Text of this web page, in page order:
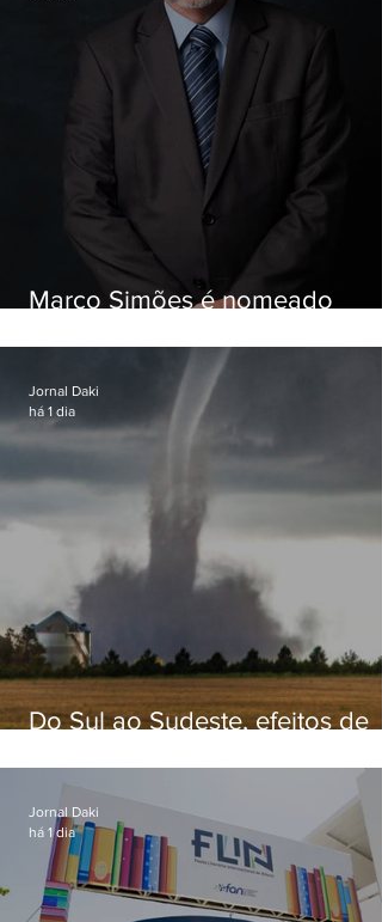
Marco Simões é nomeado
Do Sul ao Sudeste, efeitos de
apreensão na população
Jornal Daki
há 1 dia
Jornal Daki
há 1 dia